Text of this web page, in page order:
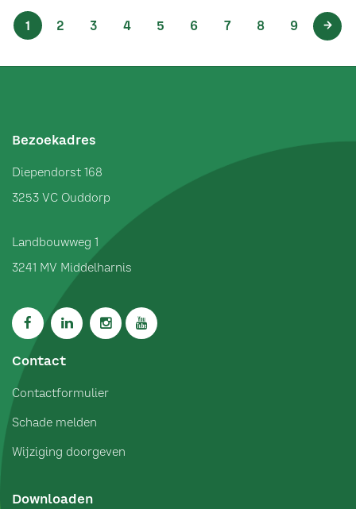
Pagina's
1 2 3 4 5 6 7 8 9
Bezoekadres
Diependorst 168
3253 VC Ouddorp
Landbouwweg 1
3241 MV Middelharnis
Contact
Contactformulier
Schade melden
Wijziging doorgeven
Downloaden